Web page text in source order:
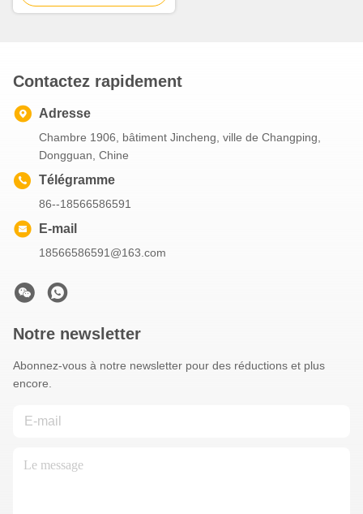
Contactez rapidement
Adresse
Chambre 1906, bâtiment Jincheng, ville de Changping,
Dongguan, Chine
Télégramme
86--18566586591
E-mail
18566586591@163.com
Notre newsletter
Abonnez-vous à notre newsletter pour des réductions et plus
encore.